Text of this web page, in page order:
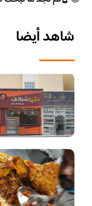
شاهد أيضا